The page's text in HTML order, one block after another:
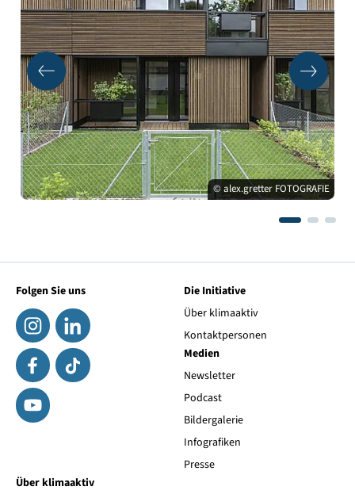
© alex.gretter FOTOGRAFIE
Folgen Sie uns
Die Initiative
Über klimaaktiv
Kontaktpersonen
Medien
Newsletter
Podcast
Bildergalerie
Infografiken
Presse
Über klimaaktiv